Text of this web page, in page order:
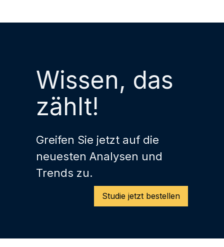
helfen mit, das Bild der
Branche auch in der
Öffentlichkeit
professionell und positiv
Wissen, das
zählt!
Greifen Sie jetzt auf die
neuesten Analysen und
Trends zu.
Studie jetzt bestellen